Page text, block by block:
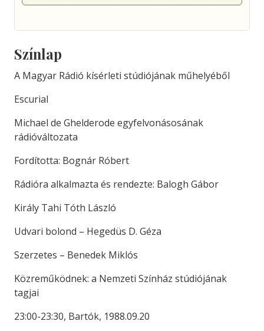
Színlap
A Magyar Rádió kísérleti stúdiójának műhelyéből
Escurial
Michael de Ghelderode egyfelvonásosának
rádióváltozata
Fordította: Bognár Róbert
Rádióra alkalmazta és rendezte: Balogh Gábor
Király Tahi Tóth László
Udvari bolond – Hegedüs D. Géza
Szerzetes – Benedek Miklós
Közreműködnek: a Nemzeti Színház stúdiójának
tagjai
23:00-23:30, Bartók, 1988.09.20